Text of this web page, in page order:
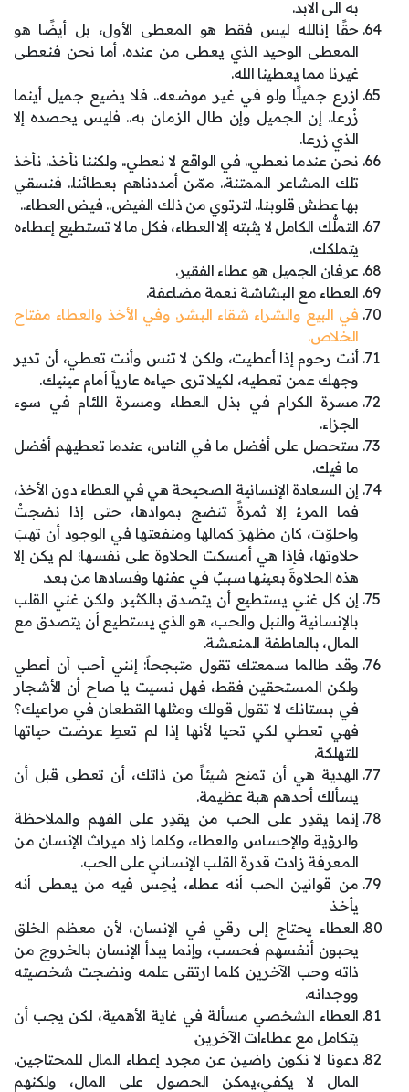
به الى الابد.
حقًا إنالله ليس فقط هو المعطى الأول، بل أيضًا هو
المعطى الوحيد الذي يعطى من عنده. أما نحن فنعطى
غيرنا مما يعطينا الله.
ازرع جميلًا ولو في غير موضعه.. فلا يضيع جميل أينما
زُرعا.. إن الجميل وإن طال الزمان به.. فليس يحصده إلا
الذي زرعا.
نحن عندما نعطي.. في الواقع لا نعطي.. ولكننا نأخذ.. نأخذ
تلك المشاعر الممتنة.. ممّن أمددناهم بعطائنا.. فنسقي
بها عطش قلوبنا.. لترتوي من ذلك الفيض.. فيض العطاء..
التملُّك الكامل لا يثبته إلا العطاء، فكل ما لا تستطيع إعطاءه
يتملكك.
عرفان الجميل هو عطاء الفقير.
العطاء مع البشاشة نعمة مضاعفة.
في البيع والشراء شقاء البشر. وفي الأخذ والعطاء مفتاح
الخلاص.
أنت رحوم إذا أعطيت، ولكن لا تنس وأنت تعطي، أن تدير
وجهك عمن تعطيه، لكيلا ترى حياءه عارياً أمام عينيك.
مسرة الكرام في بذل العطاء ومسرة اللئام في سوء
الجزاء.
ستحصل على أفضل ما في الناس، عندما تعطيهم أفضل
ما فيك.
إن السعادة الإنسانية الصحيحة هي في العطاء دون الأخذ،
فما المرءُ إلا ثمرةً تنضج بموادها، حتى إذا نضجتْ
واحلوّت، كان مظهرَ كمالها ومنفعتها في الوجود أن تهبَ
حلاوتها، فإذا هي أمسكت الحلاوة على نفسها؛ لم يكن إلا
هذه الحلاوةَ بعينها سببٌ في عفنها وفسادها من بعد.
إن كل غني يستطيع أن يتصدق بالكثير. ولكن غني القلب
بالإنسانية والنبل والحب، هو الذي يستطيع أن يتصدق مع
المال، بالعاطفة المنعشة.
وقد طالما سمعتك تقول متبجحاً: إنني أحب أن أعطي
ولكن المستحقين فقط، فهل نسيت يا صاح أن الأشجار
في بستانك لا تقول قولك ومثلها القطعان في مراعيك؟
فهي تعطي لكي تحيا لأنها إذا لم تعطِ عرضت حياتها
للتهلكة.
الهدية هي أن تمنح شيئاً من ذاتك، أن تعطى قبل أن
يسألك أحدهم هبة عظيمة.
إنما يقدِر على الحب من يقدِر على الفهم والملاحظة
والرؤية والإحساس والعطاء، وكلما زاد ميراث الإنسان من
المعرفة زادت قدرة القلب الإنساني على الحب.
من قوانين الحب أنه عطاء، يُحِس فيه من يعطى أنه
يأخذ.
العطاء يحتاج إلى رقي في الإنسان، لأن معظم الخلق
يحبون أنفسهم فحسب، وإنما يبدأ الإنسان بالخروج من
ذاته وحب الآخرين كلما ارتقى علمه ونضجت شخصيته
ووجدانه.
العطاء الشخصي مسألة في غاية الأهمية، لكن يجب أن
يتكامل مع عطاءات الآخرين.
دعونا لا نكون راضين عن مجرد إعطاء المال للمحتاجين.
المال لا يكفي،يمكن الحصول على المال، ولكنهم